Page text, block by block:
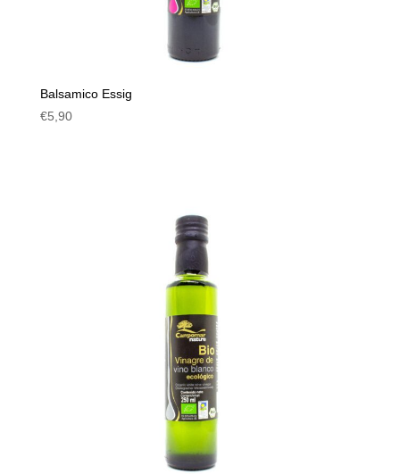
Balsamico Essig
€5,90